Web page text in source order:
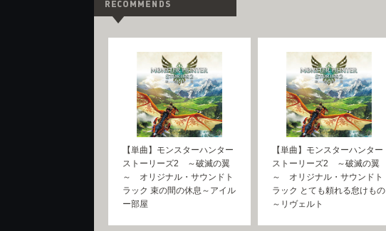
【単曲】モンスターハンター
ストーリーズ2 ～破滅の翼
～ オリジナル・サウンドト
ラック 束の間の休息～アイル
ー部屋
【単曲】モンスターハンター
ストーリーズ2 ～破滅の翼
～ オリジナル・サウンドト
ラック とても頼れる怠けもの
～リヴェルト